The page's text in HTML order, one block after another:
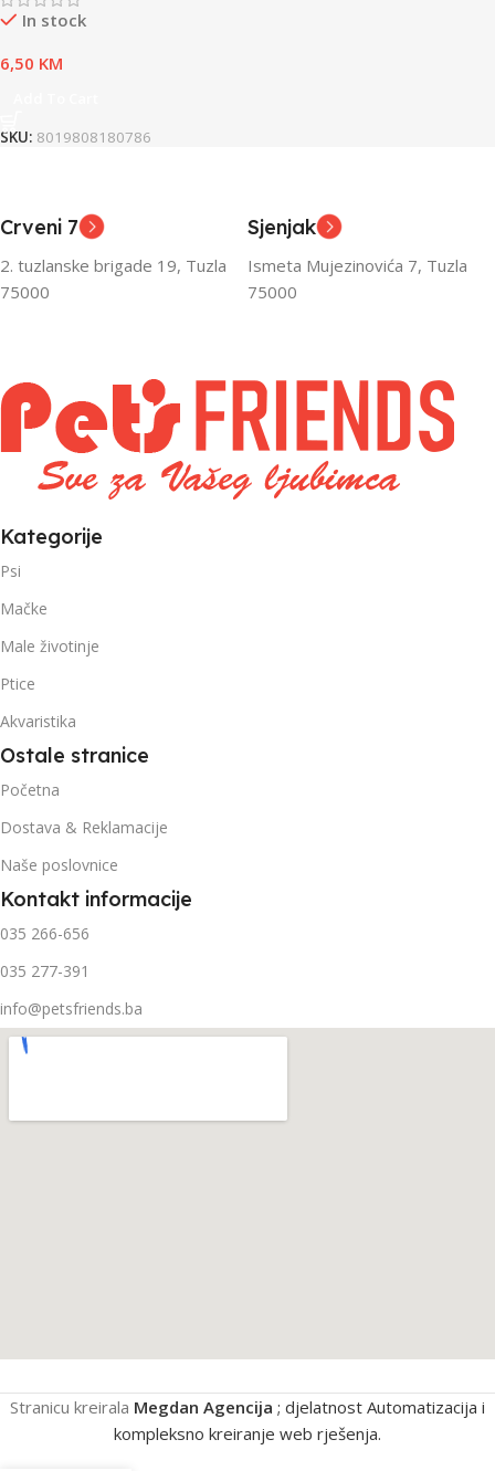
In stock
6,50 KM
SKU: 8019808180786
Crveni 7
2. tuzlanske brigade 19, Tuzla
75000
Sjenjak
Ismeta Mujezinovića 7, Tuzla
75000
Kategorije
Psi
Mačke
Male životinje
Ptice
Akvaristika
Ostale stranice
Početna
Dostava & Reklamacije
Naše poslovnice
Kontakt informacije
035 266-656
035 277-391
info@petsfriends.ba
Stranicu kreirala Megdan Agencija ; djelatnost Automatizacija i
kompleksno kreiranje web rješenja.